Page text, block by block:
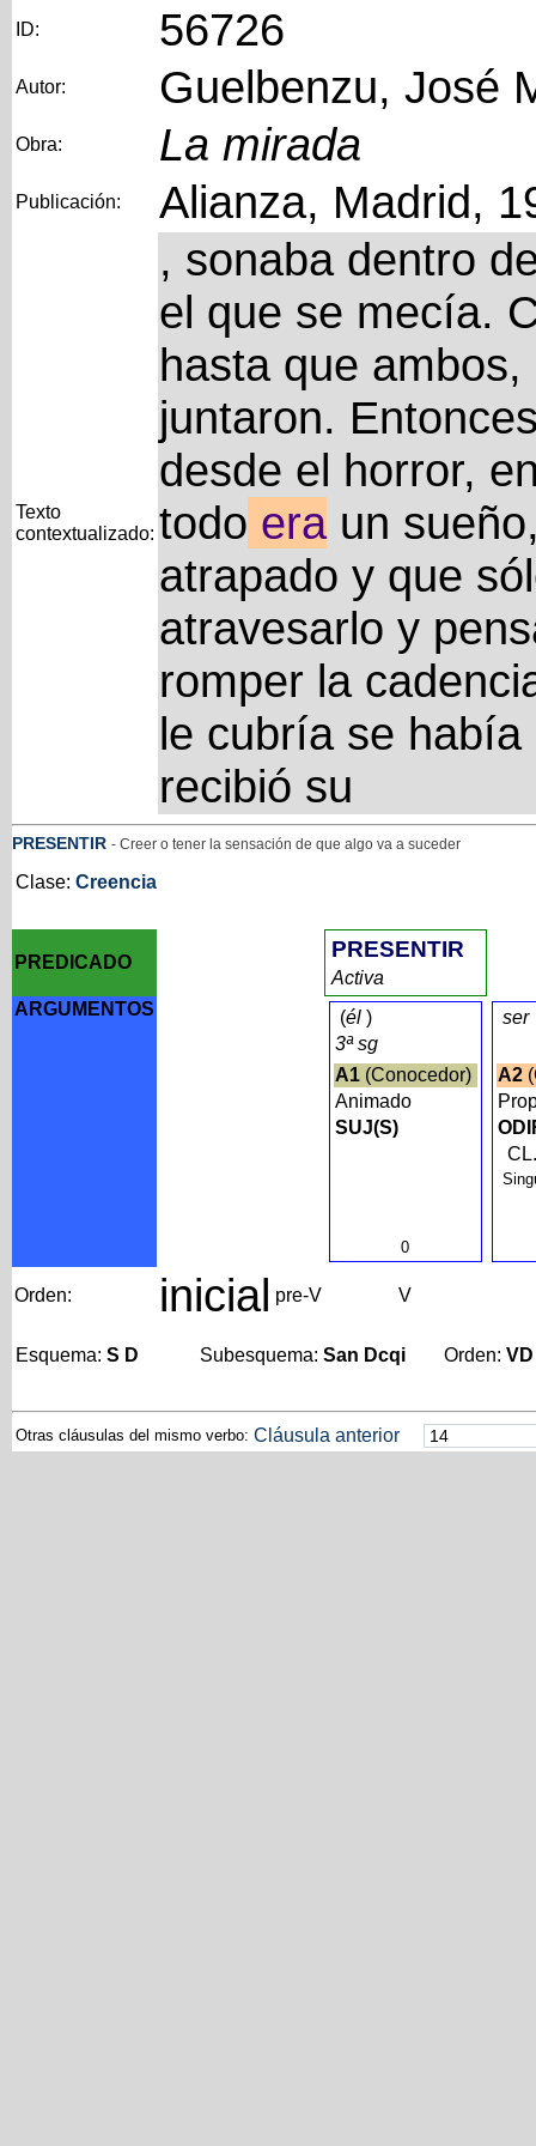
ID: 56726
Autor: Guelbenzu, José
Obra: La mirada
Publicación: Alianza, Madrid,
Texto
contextualizado:
, sonaba dentro
el que se mecía.
hasta que
juntaron.
desde el horror,
todo eraun
atrapado y que
atravesarlo y
romper la
le cubría se
recibió su
PRESENTIR - Creer o tener la sensación de que algo va a suceder
Clase: Creencia
PREDICADO
PRESENTIR
Activa
ARGUMENTOS
(él)
3ª sg
A1(Conocedor)
Animado
SUJ(S)
0
ser
A2
Orden: inicial pre-V V
Esquema: S D Subesquema: San Dcqi Orden: VD
Otras cláusulas del mismo verbo: Cláusula anterior